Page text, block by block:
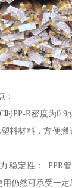
：
时PP-R密度为
料材料，方便
稳定性： PPR
用仍然可承受一